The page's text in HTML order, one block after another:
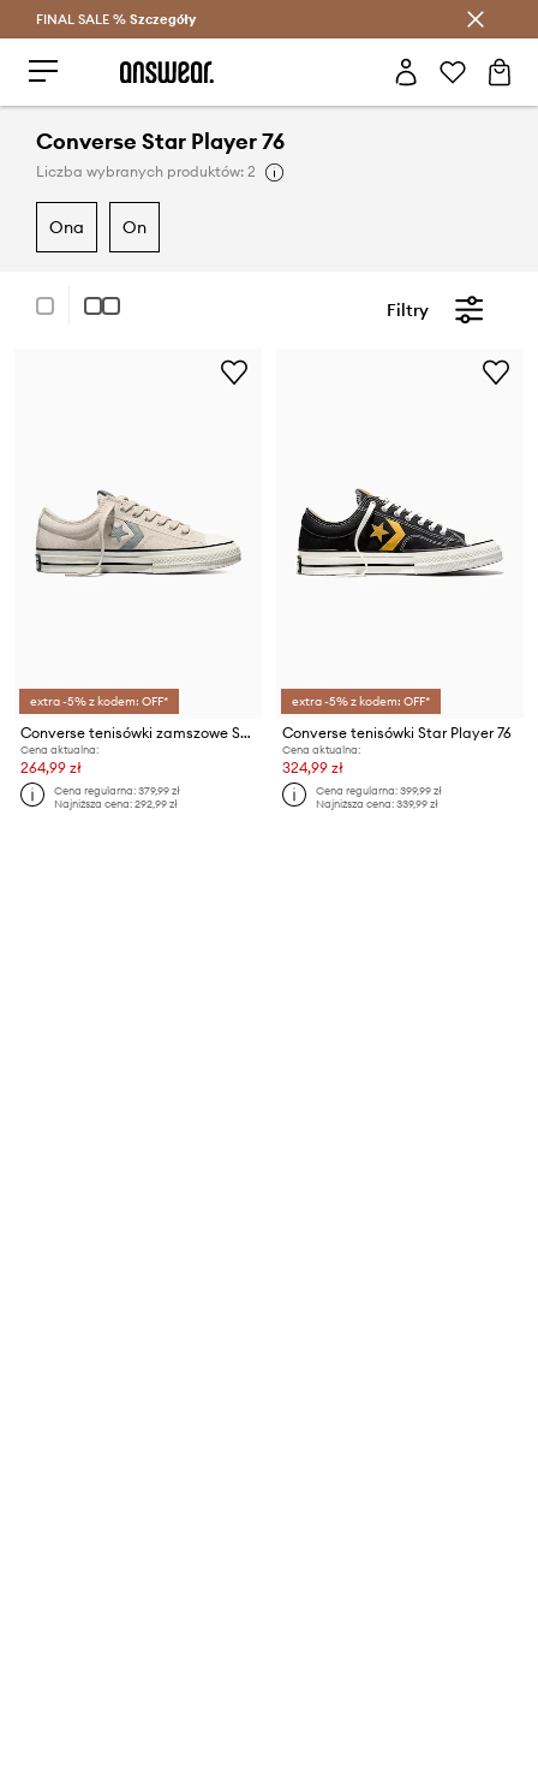
Oszczędzaj z Answear Club >
FINAL SALE % Szczegóły
Converse Star Player 76
Liczba wybranych produktów: 2
ona on
Filtry
extra -5% z kodem: OFF*
Converse tenisówki zamszowe Star Player 76
Cena aktualna:
264,99 zł
Cena regularna:379,99 zł
Najniższa cena:292,99 zł
extra -5% z kodem: OFF*
Converse tenisówki Star Player 76
Cena aktualna:
324,99 zł
Cena regularna:399,99 zł
Najniższa cena:339,99 zł